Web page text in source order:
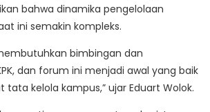
bahwa dinamika pengelolaan
ini semakin kompleks.
bimbingan dan
dan forum ini menjadi awal yang baik
kelola kampus,” ujar Eduart Wolok.